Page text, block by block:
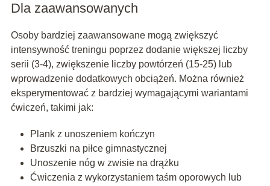
Dla zaawansowanych
Osoby bardziej zaawansowane mogą zwiększyć
intensywność treningu poprzez dodanie większej liczby
serii (3-4), zwiększenie liczby powtórzeń (15-25) lub
wprowadzenie dodatkowych obciążeń. Można również
eksperymentować z bardziej wymagającymi wariantami
ćwiczeń, takimi jak:
Plank z unoszeniem kończyn
Brzuszki na piłce gimnastycznej
Unoszenie nóg w zwisie na drążku
Ćwiczenia z wykorzystaniem taśm oporowych lub